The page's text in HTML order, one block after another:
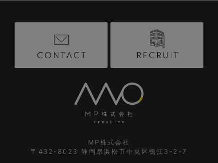
CONTACT RECRUIT
MP株式会社
〒432-8023静岡県浜松市中央区鴨江3-2-7